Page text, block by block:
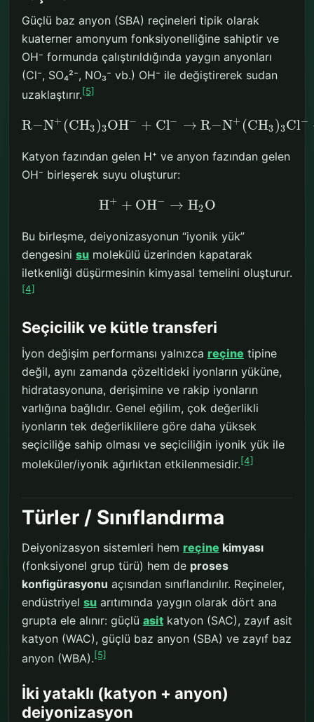
Güçlü baz anyon (SBA) reçineleri tipik olarak
kuaterner amonyum fonksiyonelliğine sahiptir ve
OH⁻ formunda çalıştırıldığında yaygın anyonları
(Cl⁻, SO₄²⁻, NO₃⁻ vb.) OH⁻ ile değiştirerek sudan
uzaklaştırır.[5]
R−N+ (CH3)3OH− + Cl− → R−N+ (CH3)3Cl−
Katyon fazından gelen H⁺ ve anyon fazından gelen
OH⁻ birleşerek suyu oluşturur:
H+ + OH− → H2O
Bu birleşme, deiyonizasyonun “iyonik yük”
dengesini su molekülü üzerinden kapatarak
iletkenliği düşürmesinin kimyasal temelini oluşturur.
[4]
Seçicilik ve kütle transferi
İyon değişim performansı yalnızca reçine tipine
değil, aynı zamanda çözeltideki iyonların yüküne,
hidratasyonuna, derişimine ve rakip iyonların
varlığına bağlıdır. Genel eğilim, çok değerlikli
iyonların tek değerliklilere göre daha yüksek
seçiciliğe sahip olması ve seçiciliğin iyonik yük ile
moleküler/iyonik ağırlıktan etkilenmesidir.[4]
Türler / Sınıflandırma
Deiyonizasyon sistemleri hem reçine kimyası
(fonksiyonel grup türü) hem de proses
konfigürasyonu açısından sınıflandırılır. Reçineler,
endüstriyel su arıtımında yaygın olarak dört ana
grupta ele alınır: güçlü asit katyon (SAC), zayıf asit
katyon (WAC), güçlü baz anyon (SBA) ve zayıf baz
anyon (WBA).[5]
İki yataklı (katyon + anyon)
deiyonizasyon